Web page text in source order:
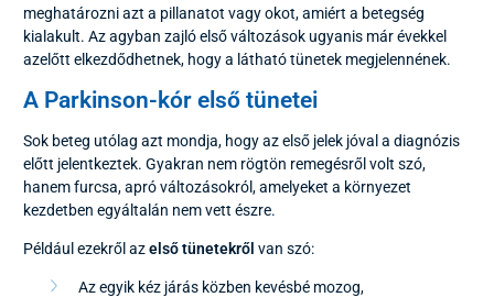
meghatározni azt a pillanatot vagy okot, amiért a betegség
kialakult. Az agyban zajló első változások ugyanis már évekkel
azelőtt elkezdődhetnek, hogy a látható tünetek megjelennének.
A Parkinson-kór első tünetei
Sok beteg utólag azt mondja, hogy az első jelek jóval a diagnózis
előtt jelentkeztek. Gyakran nem rögtön remegésről volt szó,
hanem furcsa, apró változásokról, amelyeket a környezet
kezdetben egyáltalán nem vett észre.
Például ezekről azelső tünetekről van szó:
Az egyik kéz járás közben kevésbé mozog,